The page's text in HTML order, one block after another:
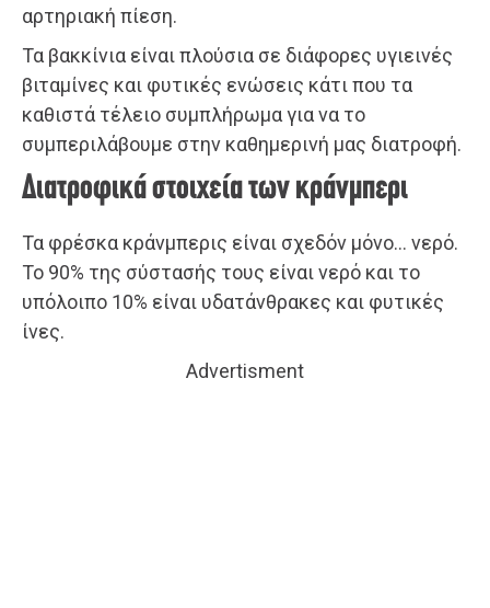
αρτηριακή πίεση.
Τα βακκίνια είναι πλούσια σε διάφορες υγιεινές
βιταμίνες και φυτικές ενώσεις κάτι που τα
καθιστά τέλειο συμπλήρωμα για να το
συμπεριλάβουμε στην καθημερινή μας διατροφή.
Διατροφικά στοιχεία των κράνμπερι
Τα φρέσκα κράνμπερις είναι σχεδόν μόνο… νερό.
Το 90% της σύστασής τους είναι νερό και το
υπόλοιπο 10% είναι υδατάνθρακες και φυτικές
ίνες.
Advertisment